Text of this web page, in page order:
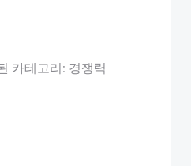
카테고리: 경쟁력